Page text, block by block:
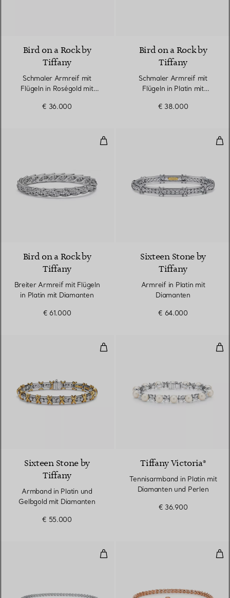
Bird on a Rock by
Tiffany
Schmaler Armreif mit
Flügeln in Roségold mit
€ 36.000
Bird on a Rock by
Tiffany
Schmaler Armreif mit
Flügeln in Platin mit
€ 38.000
Breiter Armreif mit Flügeln in
Bird on a Rock by
Tiffany
Breiter Armreif mit Flügeln
in Platin mit Diamanten
€ 61.000
Sixteen Stone by
Tiffany
Armreif in Platin mit
Diamanten
€ 64.000
Armband in Platin und Gelbgold
Sixteen Stone by
Tiffany
Armband in Platin und
Gelbgold mit Diamanten
€ 55.000
Tiffany Victoria®
Tennisarmband in Platin mit
Diamanten und Perlen
€ 36.900
Tennisarmband in Platin mit